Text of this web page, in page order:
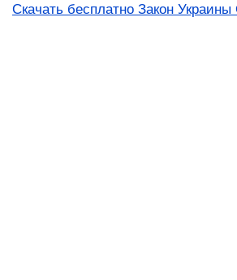
Скачать бесплатно Закон